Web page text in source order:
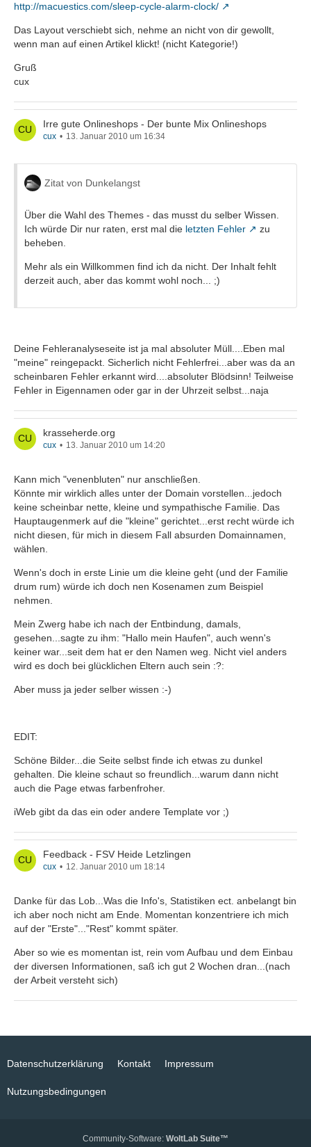
http://macuestics.com/sleep-cycle-alarm-clock/
Das Layout verschiebt sich, nehme an nicht von dir gewollt,
wenn man auf einen Artikel klickt! (nicht Kategorie!)
Gruß
cux
Irre gute Onlineshops - Der bunte Mix Onlineshops
cux 13. Januar 2010 um 16:34
Zitat von Dunkelangst
Über die Wahl des Themes - das musst du selber Wissen.
Ich würde Dir nur raten, erst mal die letzten Fehler
zu
beheben.
Mehr als ein Willkommen find ich da nicht. Der Inhalt fehlt
derzeit auch, aber das kommt wohl noch... ;)
Deine Fehleranalyseseite ist ja mal absoluter Müll....Eben mal
"meine" reingepackt. Sicherlich nicht Fehlerfrei...aber was da an
scheinbaren Fehler erkannt wird....absoluter Blödsinn! Teilweise
Fehler in Eigennamen oder gar in der Uhrzeit selbst...naja
krasseherde.org
cux 13. Januar 2010 um 14:20
Kann mich "venenbluten" nur anschließen.
Könnte mir wirklich alles unter der Domain vorstellen...jedoch
keine scheinbar nette, kleine und sympathische Familie. Das
Hauptaugenmerk auf die "kleine" gerichtet...erst recht würde ich
nicht diesen, für mich in diesem Fall absurden Domainnamen,
wählen.
Wenn's doch in erste Linie um die kleine geht (und der Familie
drum rum) würde ich doch nen Kosenamen zum Beispiel
nehmen.
Mein Zwerg habe ich nach der Entbindung, damals,
gesehen...sagte zu ihm: "Hallo mein Haufen", auch wenn's
keiner war...seit dem hat er den Namen weg. Nicht viel anders
wird es doch bei glücklichen Eltern auch sein :?:
Aber muss ja jeder selber wissen :-)
EDIT:
Schöne Bilder...die Seite selbst finde ich etwas zu dunkel
gehalten. Die kleine schaut so freundlich...warum dann nicht
auch die Page etwas farbenfroher.
iWeb gibt da das ein oder andere Template vor ;)
Feedback - FSV Heide Letzlingen
cux 12. Januar 2010 um 18:14
Danke für das Lob...Was die Info's, Statistiken ect. anbelangt bin
ich aber noch nicht am Ende. Momentan konzentriere ich mich
auf der "Erste"..."Rest" kommt später.
Aber so wie es momentan ist, rein vom Aufbau und dem Einbau
der diversen Informationen, saß ich gut 2 Wochen dran...(nach
der Arbeit versteht sich)
Datenschutzerklärung Kontakt Impressum
Nutzungsbedingungen
Community-Software: WoltLab Suite™